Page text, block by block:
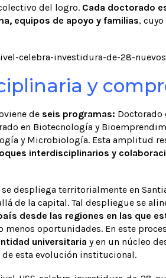
del logro. Cada doctorado
equipos de apoyo y familias,
y
de seis programas: Doctorado
en Biotecnología y
y Microbiología. Esta amplitud
interdisciplinarios y
despliega territorialmente en
de la capital. Tal despliegue se
desde las regiones en las que
oportunidades. En este
universitaria y en un núcleo
esta evolución institucional.